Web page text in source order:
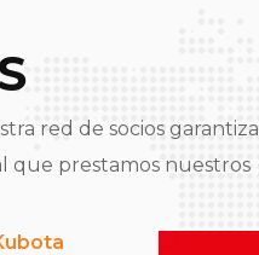
red de socios garantiza
que prestamos nuestros